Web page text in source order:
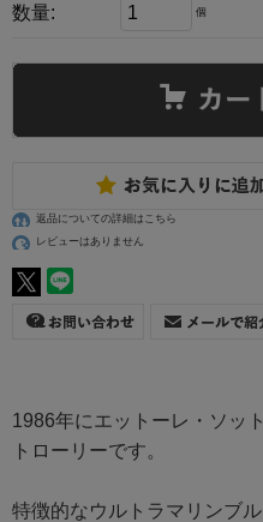
数量: 個
返品についての詳細はこちら
レビューはありません
1986年にエットーレ・ソッ
トローリーです。
特徴的なウルトラマリンブ